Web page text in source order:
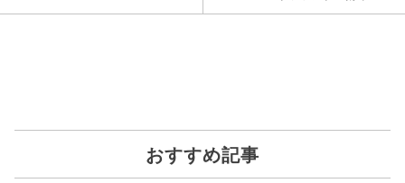
おすすめ記事